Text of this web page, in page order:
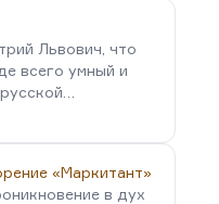
Львович, что
всего умный и
«Маркитант»
в дух